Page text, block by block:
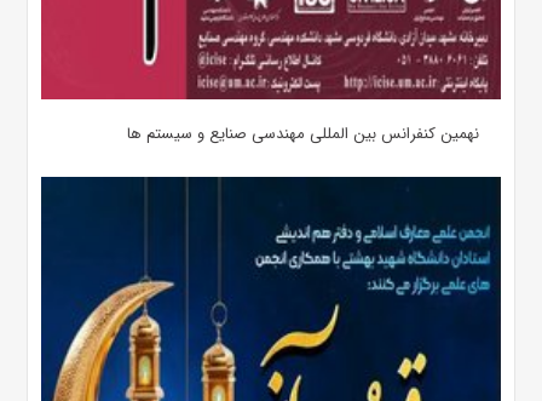
نهمین کنفرانس بین المللی مهندسی صنایع و سیستم­ ها